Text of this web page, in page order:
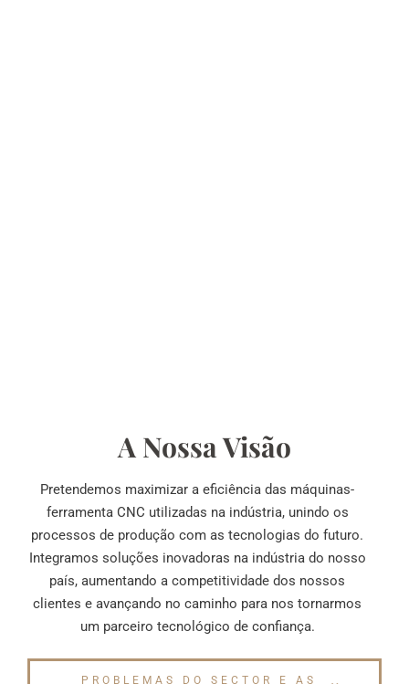
A Nossa Visão
Pretendemos maximizar a eficiência das máquinas-
ferramenta CNC utilizadas na indústria, unindo os
processos de produção com as tecnologias do futuro.
Integramos soluções inovadoras na indústria do nosso
país, aumentando a competitividade dos nossos
clientes e avançando no caminho para nos tornarmos
um parceiro tecnológico de confiança.
PROBLEMAS DO SECTOR E AS